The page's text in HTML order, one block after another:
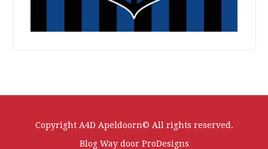
Copyright A4D Apeldoorn© All rights reserved.
Blog Way door ProDesigns